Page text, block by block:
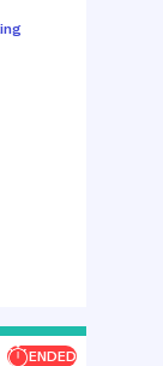
ENDED